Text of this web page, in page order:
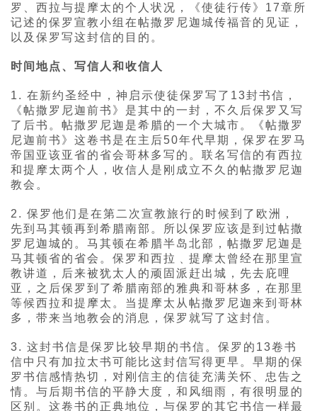
罗、西拉与提摩太的个人状况，《使徒行传》17章所
记述的保罗宣教小组在帖撒罗尼迦城传福音的见证，
以及保罗写这封信的目的。
时间地点、写信人和收信人
1. 在新约圣经中，神启示使徒保罗写了13封书信，
《帖撒罗尼迦前书》是其中的一封，不久后保罗又写
了后书。帖撒罗尼迦是希腊的一个大城市。《帖撒罗
尼迦前书》这卷书是在主后50年代早期，保罗在罗马
帝国亚该亚省的省会哥林多写的。联名写信的有西拉
和提摩太两个人，收信人是刚成立不久的帖撒罗尼迦
教会。
2. 保罗他们是在第二次宣教旅行的时候到了欧洲，
先到马其顿再到希腊南部。所以保罗应该是到过帖撒
罗尼迦城的。马其顿在希腊半岛北部，帖撒罗尼迦是
马其顿省的省会。保罗和西拉﹑提摩太曾经在那里宣
教讲道，后来被犹太人的顽固派赶出城，先去庇哩
亚，之后保罗到了希腊南部的雅典和哥林多，在那里
等候西拉和提摩太。当提摩太从帖撒罗尼迦来到哥林
多，带来当地教会的消息，保罗就写了这封信。
3. 这封书信是保罗比较早期的书信。保罗的13卷书
信中只有加拉太书可能比这封信写得更早。早期的保
罗书信感情热切，对刚信主的信徒充满关怀、忠告之
情。与后期书信的平静大度，和风细雨，有很明显的
区别。这卷书的正典地位，与保罗的其它书信一样最